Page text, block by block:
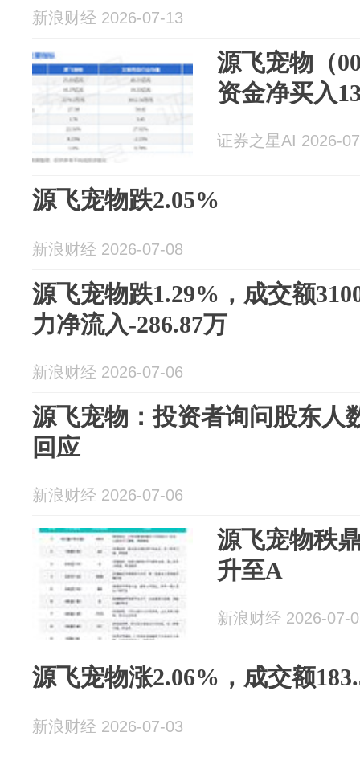
新浪财经 2026-07-13
源飞宠物（
资金净买入
证券之星AI 2026-
源飞宠物跌2.05%
新浪财经 2026-07-08
源飞宠物跌1.29%，成交额
力净流入-286.87万
新浪财经 2026-07-06
源飞宠物：投资者询问股东人
回应
新浪财经 2026-07-06
源飞宠物秩
升至A
新浪财经 2026-07-
源飞宠物涨2.06%，成交额
新浪财经 2026-07-03